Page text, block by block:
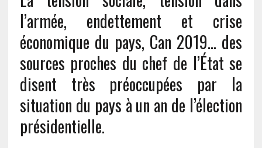
l’armée, endettement et crise
économique du pays, Can 2019… des
sources proches du chef de l’État se
disent très préoccupées par la
situation du pays à un an de l’élection
présidentielle.